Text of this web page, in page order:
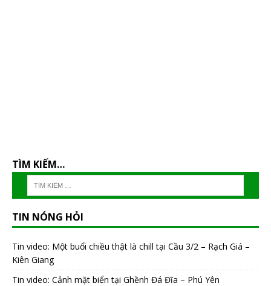
TÌM KIẾM…
TIN NÓNG HỎI
Tin video: Một buổi chiều thật là chill tại Cầu 3/2 – Rạch Giá –
Kiên Giang
Tin video: Cảnh mặt biển tại Ghềnh Đá Đĩa – Phú Yên